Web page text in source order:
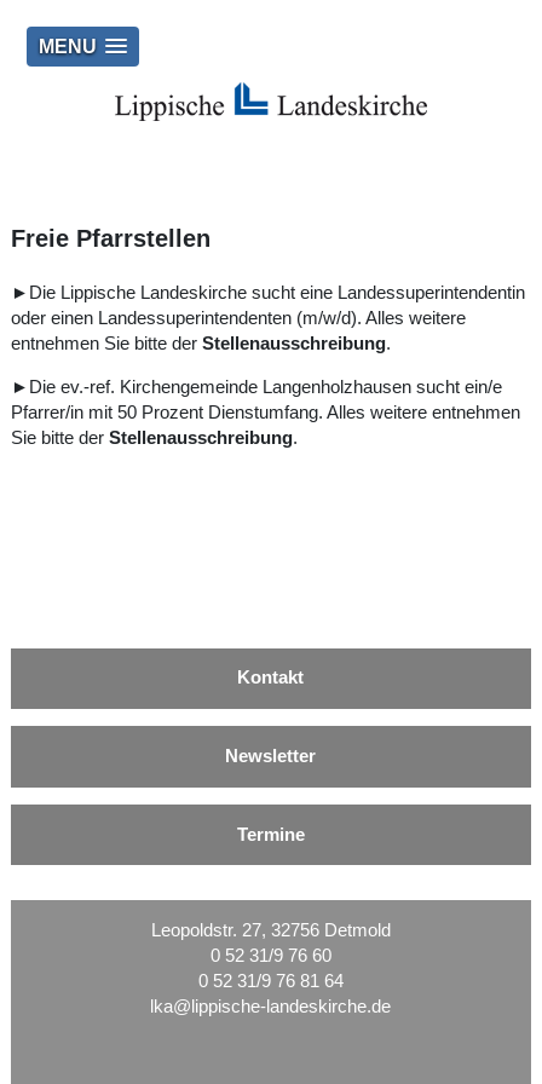
MENU
Freie Pfarrstellen
►Die Lippische Landeskirche sucht eine Landessuperintendentin
oder einen Landessuperintendenten (m/w/d). Alles weitere
entnehmen Sie bitte der Stellenausschreibung.
►Die ev.-ref. Kirchengemeinde Langenholzhausen sucht ein/e
Pfarrer/in mit 50 Prozent Dienstumfang. Alles weitere entnehmen
Sie bitte der Stellenausschreibung.
Kontakt
Newsletter
Termine
Leopoldstr. 27, 32756 Detmold
0 52 31/9 76 60
0 52 31/9 76 81 64
lka@lippische-landeskirche.de